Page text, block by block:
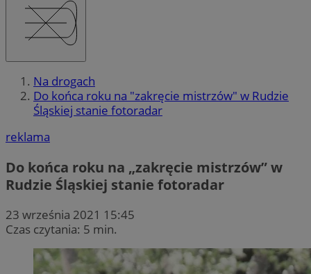
Na drogach
Do końca roku na "zakręcie mistrzów" w Rudzie
Śląskiej stanie fotoradar
reklama
Do końca roku na „zakręcie mistrzów” w
Rudzie Śląskiej stanie fotoradar
23 września 2021 15:45
Czas czytania: 5 min.